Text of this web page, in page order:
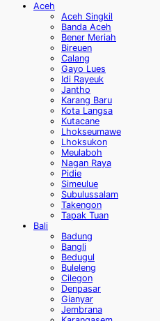
Aceh
Aceh Singkil
Banda Aceh
Bener Meriah
Bireuen
Calang
Gayo Lues
Idi Rayeuk
Jantho
Karang Baru
Kota Langsa
Kutacane
Lhokseumawe
Lhoksukon
Meulaboh
Nagan Raya
Pidie
Simeulue
Subulussalam
Takengon
Tapak Tuan
Bali
Badung
Bangli
Bedugul
Buleleng
Cilegon
Denpasar
Gianyar
Jembrana